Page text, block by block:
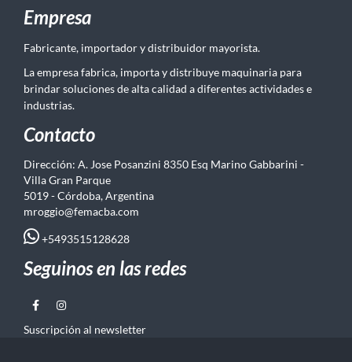
Empresa
Fabricante, importador y distribuidor mayorista.
La empresa fabrica, importa y distribuye maquinaria para
brindar soluciones de alta calidad a diferentes actividades e
industrias.
Contacto
Dirección: A. Jose Posanzini 8350 Esq Marino Gabbarini -
Villa Gran Parque
5019 - Córdoba, Argentina
mroggio@femacba.com
+5493515128628
Seguinos en las redes
Suscripción al newsletter